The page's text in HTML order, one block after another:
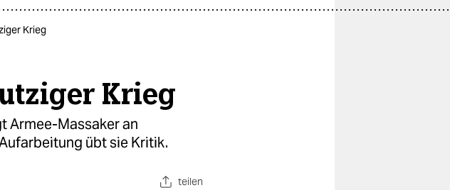
Krieg
Krieg
Armee-Massaker an
übt sie Kritik.
teilen